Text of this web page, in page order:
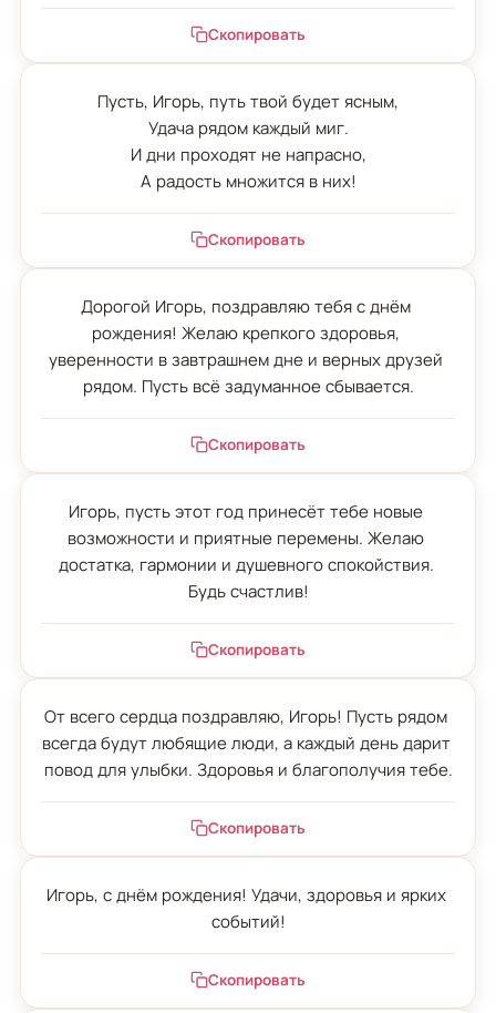
Скопировать
Пусть, Игорь, путь твой будет ясным,
Удача рядом каждый миг.
И дни проходят не напрасно,
А радость множится в них!
Скопировать
Дорогой Игорь, поздравляю тебя с днём
рождения! Желаю крепкого здоровья,
уверенности в завтрашнем дне и верных друзей
рядом. Пусть всё задуманное сбывается.
Скопировать
Игорь, пусть этот год принесёт тебе новые
возможности и приятные перемены. Желаю
достатка, гармонии и душевного спокойствия.
Будь счастлив!
Скопировать
От всего сердца поздравляю, Игорь! Пусть рядом
всегда будут любящие люди, а каждый день дарит
повод для улыбки. Здоровья и благополучия тебе.
Скопировать
Игорь, с днём рождения! Удачи, здоровья и ярких
событий!
Скопировать